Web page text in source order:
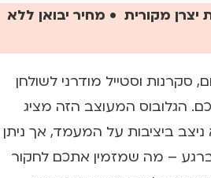
יצרן מקורית • מחיר יבואן ללא
סקרנות וסטייל מודרני לשולחן
הגלובוס המעוצב הזה מציג
ביציבות על המעמד, אך ניתן
– מה שמזמין אתכם לחקור